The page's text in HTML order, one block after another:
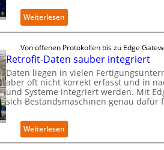
p
e
t
i
o
n
m
i
n
a
t
Weiterlesen:
E
-
K
o
m
m
i
s
i
o
Von offenen Protokollen bis zu Edge
Retrofit-Daten sauber integriert
Daten liegen in vielen
aber oft nicht korrekt erfasst und in
und Systeme integriert werden. Mit
sich Bestandsmaschinen genau dafür
Weiterlesen:
R